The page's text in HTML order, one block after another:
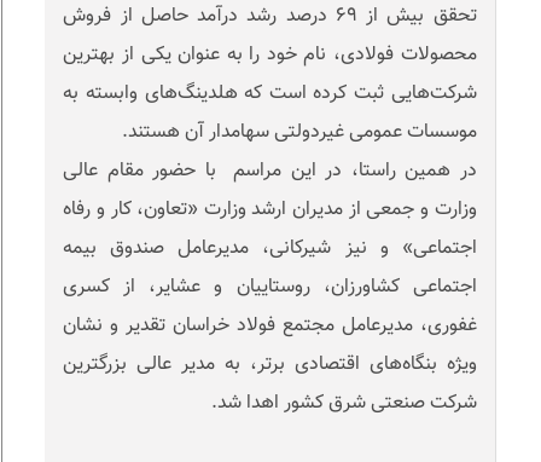
تحقق بیش از ۶٩ درصد رشد درآمد حاصل از فروش
محصولات فولادی، نام خود را به عنوان یکی از بهترین
شرکت‌هایی ثبت کرده است که هلدینگ‌های وابسته به
موسسات عمومی غیردولتی سهامدار آن هستند.
در همین راستا، در این مراسم با حضور مقام عالی
وزارت و جمعی از مدیران ارشد وزارت «تعاون، کار و رفاه
اجتماعی» و نیز شیرکانی، مدیرعامل صندوق بیمه
اجتماعی کشاورزان، روستاییان و عشایر، از کسری
غفوری، مدیرعامل مجتمع فولاد خراسان تقدیر و نشان
ویژه بنگاه‌های اقتصادی برتر، به مدیر عالی بزرگترین
شرکت صنعتی شرق کشور اهدا شد.